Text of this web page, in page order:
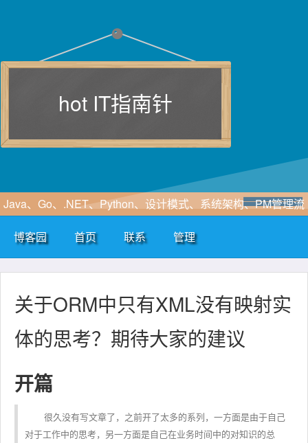
hot IT指南针
Java、Go、.NET、Python、设计模式、系统架构、PM管理流
WF、SAAS、EIP、ERP、HIS、B2B、B2C、CRM、OA等行
业咨询及解决方案
博客园 首页 联系 管理
关于ORM中只有XML没有映射实
体的思考？期待大家的建议
开篇
很久没有写文章了，之前开了太多的系列，一方面是由于自己
对于工作中的思考，另一方面是自己在业务时间中的对知识的总